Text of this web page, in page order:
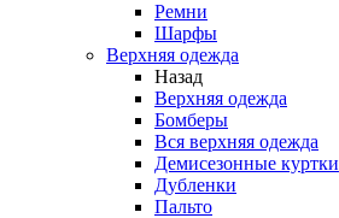
Ремни
Шарфы
Верхняя одежда
Назад
Верхняя одежда
Бомберы
Вся верхняя одежда
Демисезонные куртки
Дубленки
Пальто